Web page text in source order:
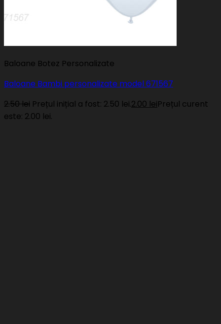
Baloane Botez Personalizate
Baloane Bambi personalizate model 671567
2.50lei Prețul inițial a fost: 2.50 lei.2.00 leiPrețul curent
este: 2.00 lei.